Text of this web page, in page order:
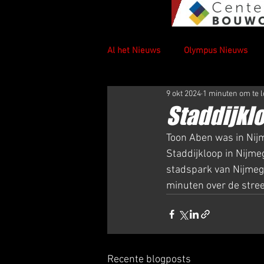
Al het Nieuws Olympus Nieuws
9 okt 2024 1 minuten om te
Toon Aben was in
Staddijkloop in
stadspark van
minuten over de
Recente blogposts